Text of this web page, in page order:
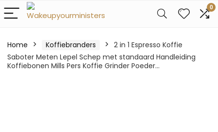
0
Home Koffiebranders
2 in 1 Espresso Koffie
Saboter Meten Lepel Schep met standaard Handleiding
Koffiebonen Mills Pers Koffie Grinder Poeder…